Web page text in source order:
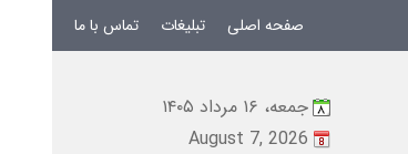
صفحه اصلی تبلیغات تماس با ما
جمعه، ۱۶ مرداد ۱۴۰۵
August 7, 2026